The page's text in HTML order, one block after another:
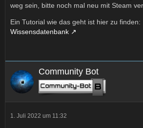
weg sein, bitte noch mal neu mit Steam
Ein Tutorial wie das geht ist hier zu finden:
Wissensdatenbank
Community Bot
1. Juli 2022 um 11:32